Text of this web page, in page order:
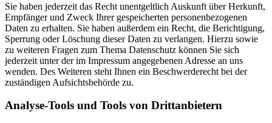
Sie haben jederzeit das Recht unentgeltlich Auskunft über Herkunft,
Empfänger und Zweck Ihrer gespeicherten personenbezogenen
Daten zu erhalten. Sie haben außerdem ein Recht, die Berichtigung,
Sperrung oder Löschung dieser Daten zu verlangen. Hierzu sowie
zu weiteren Fragen zum Thema Datenschutz können Sie sich
jederzeit unter der im Impressum angegebenen Adresse an uns
wenden. Des Weiteren steht Ihnen ein Beschwerderecht bei der
zuständigen Aufsichtsbehörde zu.
Analyse-Tools und Tools von Drittanbietern